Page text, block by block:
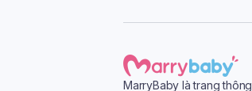
MarryBaby là trang